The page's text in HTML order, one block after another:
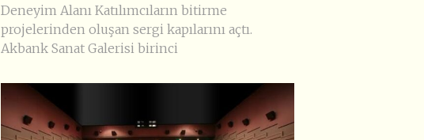
Deneyim Alanı Katılımcıların bitirme
projelerinden oluşan sergi kapılarını açtı.
Akbank Sanat Galerisi birinci